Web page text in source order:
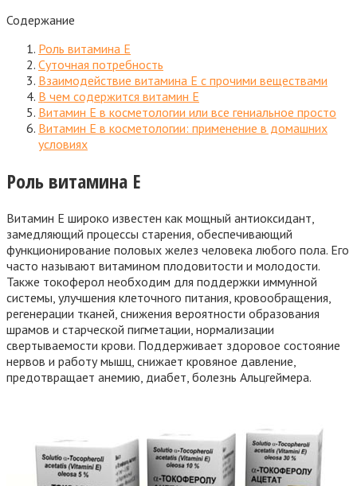
Содержание
Роль витамина Е
Суточная потребность
Взаимодействие витамина Е с прочими веществами
В чем содержится витамин Е
Витамин Е в косметологии или все гениальное просто
Витамин Е в косметологии: применение в домашних
условиях
Роль витамина Е
Витамин Е широко известен как мощный антиоксидант,
замедляющий процессы старения, обеспечивающий
функционирование половых желез человека любого пола. Его
часто называют витамином плодовитости и молодости.
Также токоферол необходим для поддержки иммунной
системы, улучшения клеточного питания, кровообращения,
регенерации тканей, снижения вероятности образования
шрамов и старческой пигметации, нормализации
свертываемости крови. Поддерживает здоровое состояние
нервов и работу мышц, снижает кровяное давление,
предотвращает анемию, диабет, болезнь Альцгеймера.